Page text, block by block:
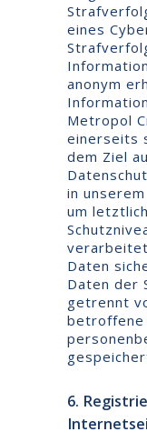
eines
anonym
Metropol
einerseits
dem Ziel
in
um
Daten
Daten der
getrennt
betroffene
6.